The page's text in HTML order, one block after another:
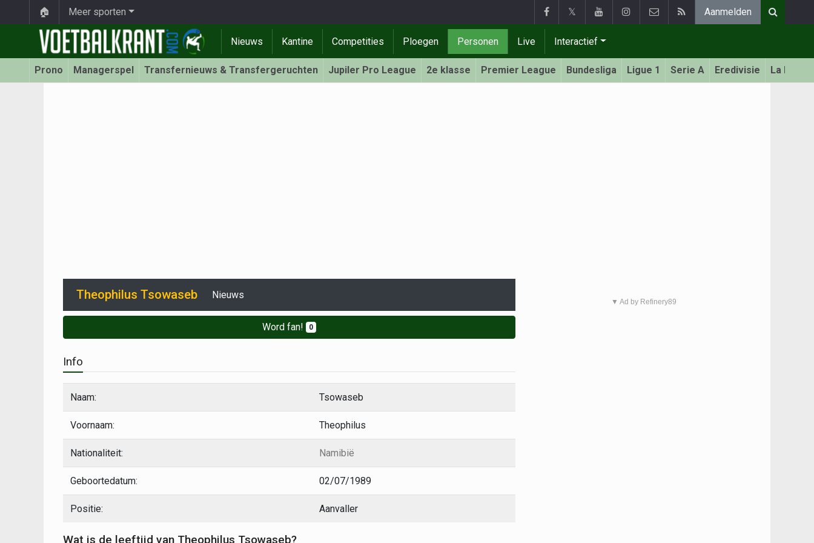
🏠 Meer sporten 𝕏 Aanmelden
Nieuws Kantine Competities Ploegen Personen Live Interactief
Prono Managerspel Transfernieuws & Transfergeruchten Jupiler Pro League 2e klasse Premier League Bundesliga Ligue 1 Serie A Eredivisie La Liga
Theophilus Tsowaseb Nieuws
Word fan! 0
Info
Naam: Tsowaseb
Voornaam: Theophilus
Nationaliteit: Namibië
Geboortedatum: 02/07/1989
Positie: Aanvaller
Wat is de leeftijd van Theophilus Tsowaseb?
▼ Ad by Refinery89